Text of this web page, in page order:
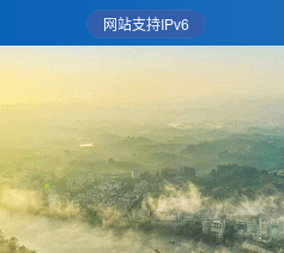
网站支持IPv6